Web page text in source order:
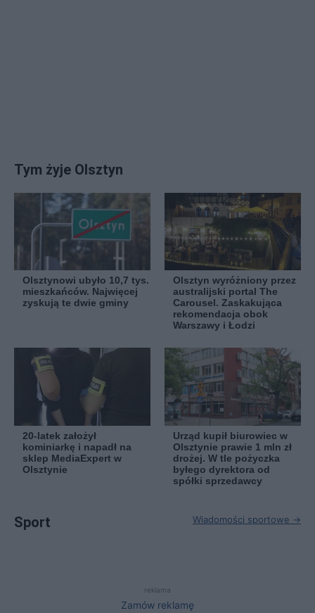
Tym żyje Olsztyn
Olsztynowi ubyło 10,7 tys.
mieszkańców. Najwięcej
zyskują te dwie gminy
Olsztyn wyróżniony przez
australijski portal The
Carousel. Zaskakująca
rekomendacja obok
Warszawy i Łodzi
20-latek założył
kominiarkę i napadł na
sklep MediaExpert w
Olsztynie
Urząd kupił biurowiec w
Olsztynie prawie 1 mln zł
drożej. W tle pożyczka
byłego dyrektora od
spółki sprzedawcy
Sport Wiadomości sportowe →
reklama
Zamów reklamę